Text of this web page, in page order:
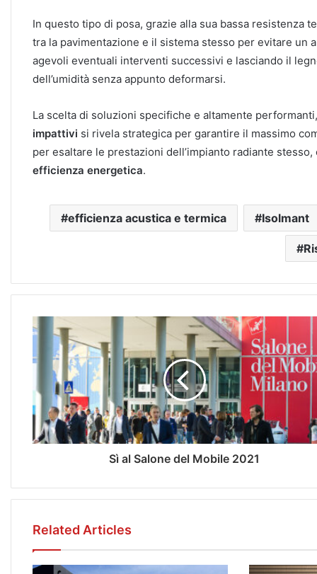
In questo tipo di posa, grazie alla sua bassa resistenza
tra la pavimentazione e il sistema stesso per evitare
agevoli eventuali interventi successivi e lasciando il
dell’umidità senza appunto deformarsi.
La scelta di soluzioni specifiche e altamente
impattivi si rivela strategica per garantire il massimo
per esaltare le prestazioni dell’impianto radiante
efficienza energetica.
efficienza acustica e termica Isolmant
Sì al Salone del Mobile 2021
Related Articles